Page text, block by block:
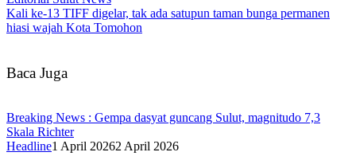
Kali ke-13 TIFF digelar, tak ada satupun taman bunga permanen
hiasi wajah Kota Tomohon
Baca Juga
Breaking News : Gempa dasyat guncang Sulut, magnitudo 7,3
Skala Richter
Headline1 April 20262 April 2026